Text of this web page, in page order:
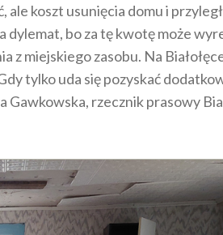
koszt usunięcia domu i
dylemat, bo za tę kwotę może
miejskiego zasobu. Na
tylko uda się pozyskać
rzecznik prasowy